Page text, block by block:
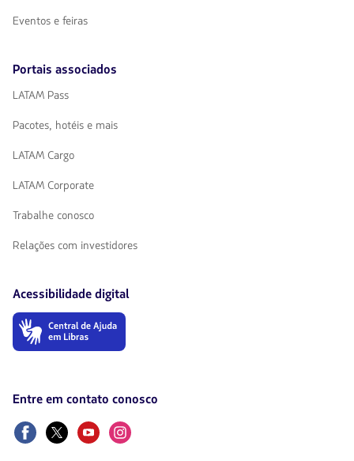
Eventos e feiras
Portais associados
LATAM Pass
Pacotes, hotéis e mais
LATAM Cargo
LATAM Corporate
Trabalhe conosco
Relações com investidores
Acessibilidade digital
O
será
nova
aba.
Entre em contato conosco
FacebookTwitterYoutubeInstagram